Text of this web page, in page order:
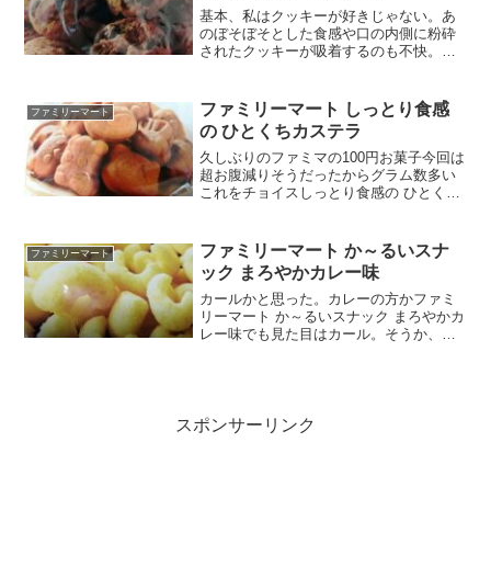
基本、私はクッキーが好きじゃない。あ
のぼそぼそとした食感や口の内側に粉砕
されたクッキーが吸着するのも不快。そ
それ以上に新しもの好きってことかな
と。それにせっかくファミリ...
ファミリーマート
ファミリーマート しっとり食感
の ひとくちカステラ
久しぶりのファミマの100円お菓子今回は
超お腹減りそうだったからグラム数多い
これをチョイスしっとり食感の ひとくち
を模した形でギンビスのたべっ子どうぶ
つを思い出す。糖質も...
ファミリーマート
ファミリーマート か～るいスナ
ック まろやかカレー味
カールかと思った。カレーの方かファミ
リーマート か～るいスナック まろやかカ
レー味でも見た目はカール。そうか、カ
スポンサーリンク